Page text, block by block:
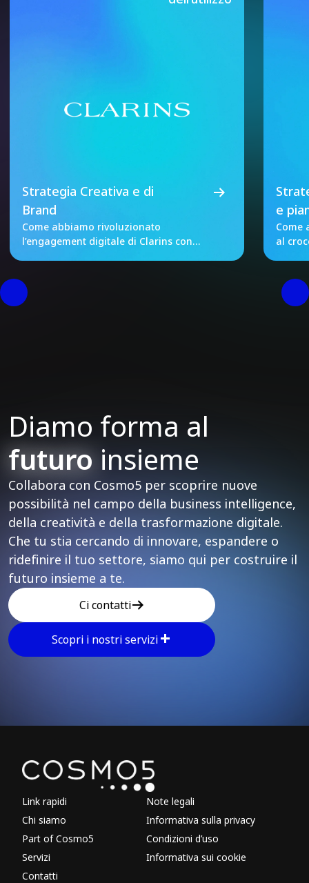
Strategia Creativa e di
Brand
Come abbiamo rivoluzionato
l’engagement digitale di Clarins con
e
Come
al
Diamo forma al
futuroinsieme
Collabora con Cosmo5 per scoprire nuove
possibilità nel campo della business intelligence,
della creatività e della trasformazione digitale.
Che tu stia cercando di innovare, espandere o
ridefinire il tuo settore, siamo qui per costruire il
futuro insieme a te.
Ci contatti
Scopri i nostri servizi
Explore other parts of
Link rapidi
Chi siamo
Part of Cosmo5
Servizi
Contatti
Note legali
Informativa sulla privacy
Condizioni d’uso
Informativa sui cookie